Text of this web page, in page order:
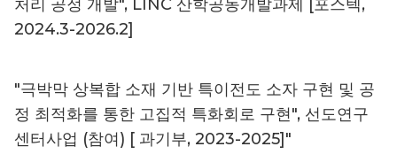
처리 공정 개발", LINC 산학공동개발과제 [포스텍,
2024.3-2026.2]
"극박막 상복합 소재 기반 특이전도 소자 구현 및 공
정 최적화를 통한 고집적 특화회로 구현", 선도연구
센터사업 (참여) [ 과기부, 2023-2025]"